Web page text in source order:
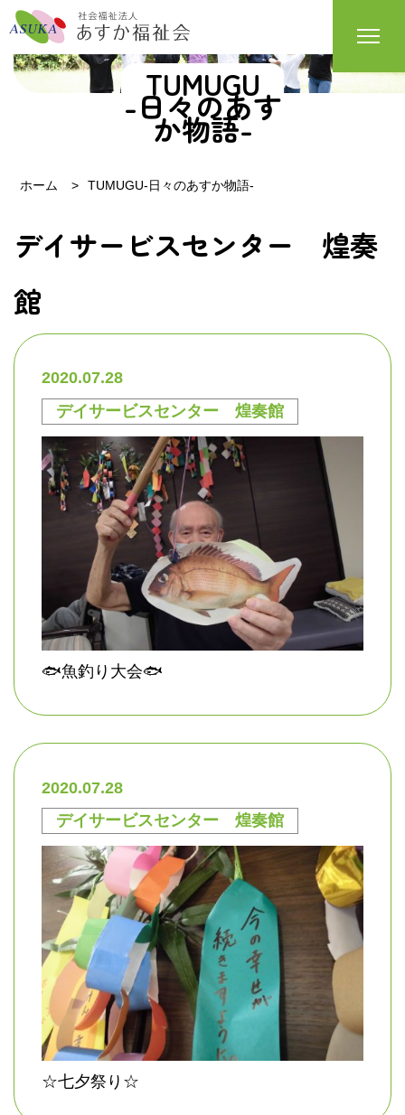
TUMUGU
-日々のあす
か物語-
ホーム TUMUGU-日々のあすか物語-
デイサービスセンター 煌奏
館
2020.07.28
デイサービスセンター 煌奏館
🐟魚釣り大会🐟
2020.07.28
デイサービスセンター 煌奏館
☆七夕祭り☆